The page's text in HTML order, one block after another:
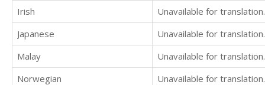
Irish
Unavailable for translation.
Japanese
Unavailable for translation.
Malay
Unavailable for translation.
Norwegian
Unavailable for translation.